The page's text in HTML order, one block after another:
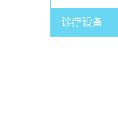
诊疗设备